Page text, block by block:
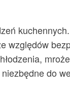
względów
do